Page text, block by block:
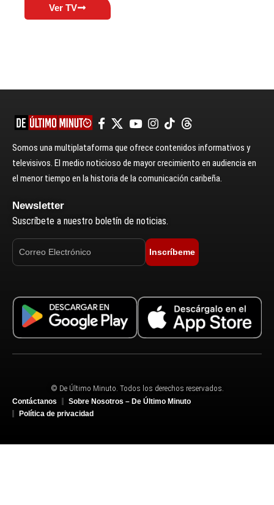
Ver TV
Somos una multiplataforma que ofrece contenidos informativos y
televisivos. El medio noticioso de mayor crecimiento en audiencia en
el menor tiempo en la historia de la comunicación caribeña.
Newsletter
Suscríbete a nuestro boletín de noticias.
Inscríbeme
© De Último Minuto. Todos los derechos reservados.
Contáctanos
Sobre Nosotros – De Último Minuto
Política de privacidad